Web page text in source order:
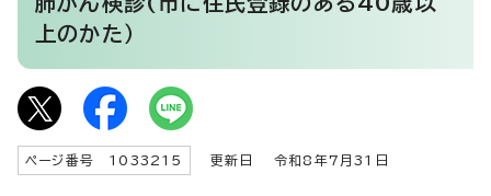
上のかた）
ページ番号 1033215 更新日 令和8年7月31日